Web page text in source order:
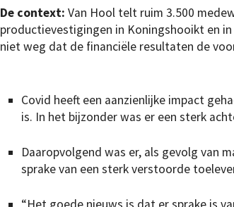
De context: Van Hool telt ruim 3.500
productievestigingen in Koningshooikt en
niet weg dat de financiële resultaten de
Covid heeft een aanzienlijke impact
is. In het bijzonder was er een sterk
Daaropvolgend was er, als gevolg van
sprake van een sterk verstoorde